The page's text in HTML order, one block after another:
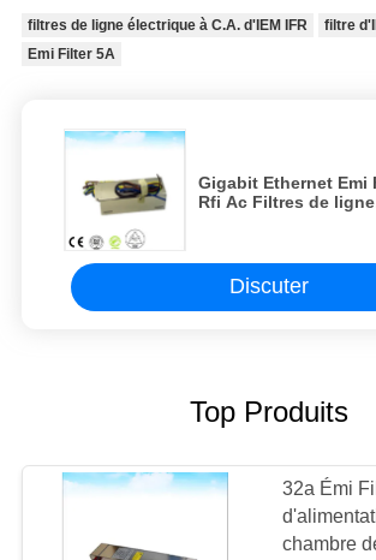
filtres de ligne électrique à C.A. d'IEM IFR
filtre
Emi Filter 5A
Gigabit Ethernet Emi
Rfi Ac Filtres de ligne
Discuter
Top Produits
32a Émi
chambre